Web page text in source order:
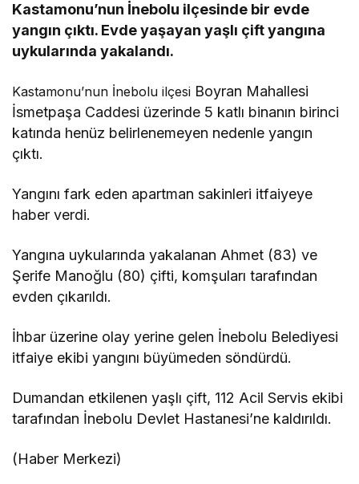
Kastamonu’nun İnebolu ilçesinde bir evde
yangın çıktı. Evde yaşayan yaşlı çift yangına
uykularında yakalandı.
Kastamonu’nun İnebolu ilçesi Boyran Mahallesi
İsmetpaşa Caddesi üzerinde 5 katlı binanın birinci
katında henüz belirlenemeyen nedenle yangın
çıktı.
Yangını fark eden apartman sakinleri itfaiyeye
haber verdi.
Yangına uykularında yakalanan Ahmet (83) ve
Şerife Manoğlu (80) çifti, komşuları tarafından
evden çıkarıldı.
İhbar üzerine olay yerine gelen İnebolu Belediyesi
itfaiye ekibi yangını büyümeden söndürdü.
Dumandan etkilenen yaşlı çift, 112 Acil Servis ekibi
tarafından İnebolu Devlet Hastanesi’ne kaldırıldı.
(Haber Merkezi)